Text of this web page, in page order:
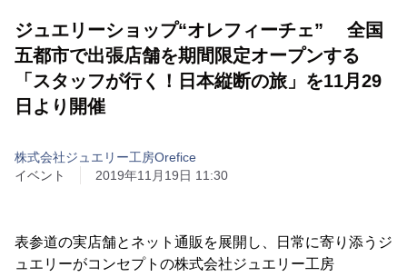
ジュエリーショップ“オレフィーチェ” 全国
五都市で出張店舗を期間限定オープンする
「スタッフが行く！日本縦断の旅」を11月29
日より開催
株式会社ジュエリー工房Orefice
イベント
2019年11月19日 11:30
表参道の実店舗とネット通販を展開し、日常に寄り添うジ
ュエリーがコンセプトの株式会社ジュエリー工房